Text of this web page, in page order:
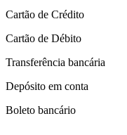
Cartão de Crédito
Cartão de Débito
Transferência bancária
Depósito em conta
Boleto bancário